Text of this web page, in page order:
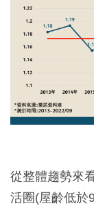
從整體趨勢來
活圈(屋齡低於